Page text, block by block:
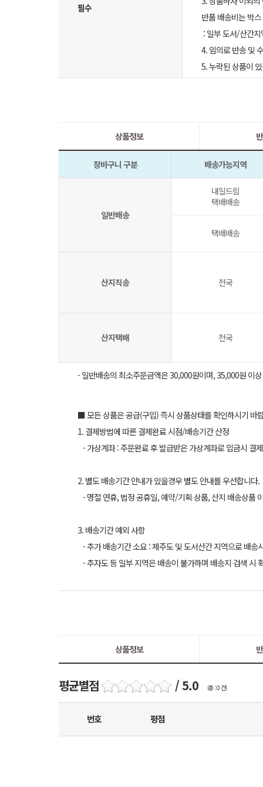
필수
반품 배송비는 박
: 일부 도서/산간
4. 임의로 반송 및
5. 누락된 상품이
상품정보
장바구니 구분 배송가능지역
일반배송
내일드림
택배배송
택배배송
산지직송 전국
산지택배 전국
- 일반배송의 최소주문금액은 30,000원이며, 35,000원 이
■ 모든 상품은 공급(구입) 즉시 상품상태를 확인하시기 바
1. 결제방법에 따른 결제완료 시점/배송기간 산정
- 가상계좌 : 주문완료 후 발급받은 가상계좌로 입금시
2. 별도 배송기간 안내가 있을경우 별도 안내를 우선합니다.
- 명절 연휴, 법정 공휴일, 예약/기획 상품, 산지 배송상품
3. 배송기간 예외 사항
- 추가 배송기간 소요 : 제주도 및 도서산간 지역으로 배
- 추자도 등 일부 지역은 배송이 불가하며 배송지 검색 시
상품정보
평균별점 / 5.0 (총 : 0 건)
번호 평점